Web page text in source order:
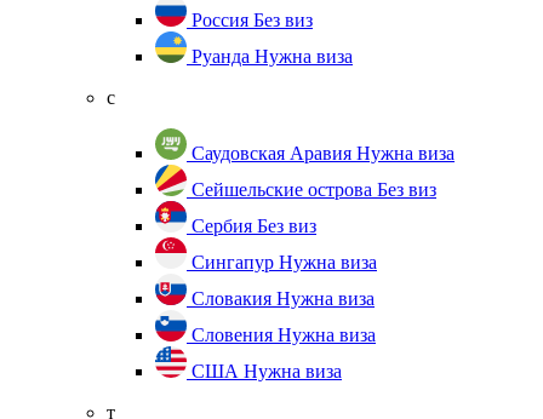
Россия Без виз
Руанда Нужна виза
с
Саудовская Аравия Нужна виза
Сейшельские острова Без виз
Сербия Без виз
Сингапур Нужна виза
Словакия Нужна виза
Словения Нужна виза
США Нужна виза
т